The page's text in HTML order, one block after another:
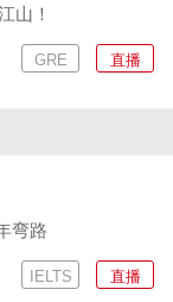
山！
GRE 直播
弯路
IELTS 直播